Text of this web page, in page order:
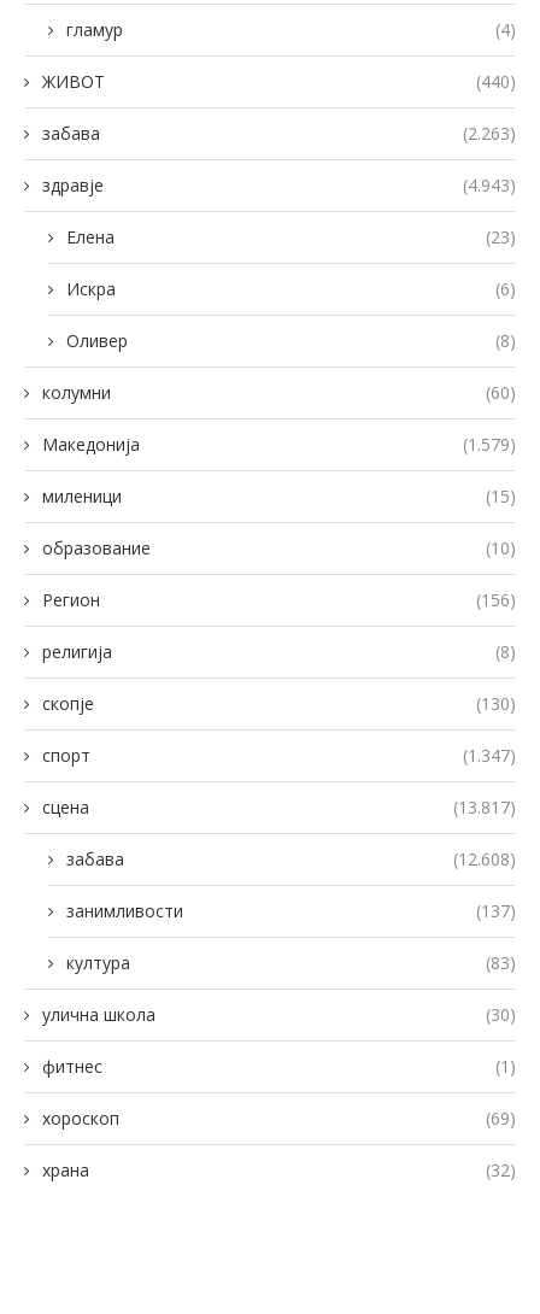
гламур (4)
ЖИВОТ (440)
забава (2.263)
здравје (4.943)
Елена (23)
Искра (6)
Оливер (8)
колумни (60)
Македонија (1.579)
миленици (15)
образование (10)
Регион (156)
религија (8)
скопје (130)
спорт (1.347)
сцена (13.817)
забава (12.608)
занимливости (137)
култура (83)
улична школа (30)
фитнес (1)
хороскоп (69)
храна (32)